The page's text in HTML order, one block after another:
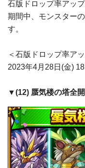
石版ドロップ率アッ
期間中、モンスター
す。
＜石版ドロップ率ア
2023年4月28日(金)
▼(12) 蜃気楼の塔全